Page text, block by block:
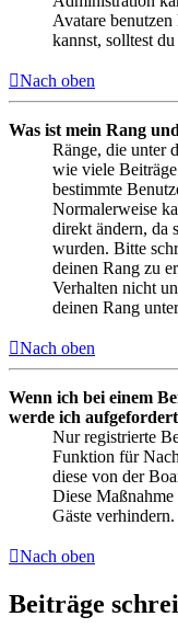
Avatare
kannst, solltest
Nach oben
Was ist mein Rang
Ränge, die unter
wie viele
bestimmte
Normalerweise
direkt ändern, da
wurden. Bitte
deinen Rang zu
Verhalten nicht
deinen Rang
Nach oben
Wenn ich bei einem
werde ich
Nur registrierte
Funktion für
diese von der
Diese Maßnahme
Gäste verhindern.
Nach oben
Beiträge